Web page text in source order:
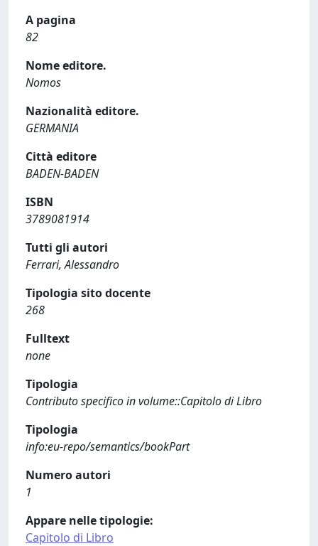
A pagina
82
Nome editore.
Nomos
Nazionalità editore.
GERMANIA
Città editore
BADEN-BADEN
ISBN
3789081914
Tutti gli autori
Ferrari, Alessandro
Tipologia sito docente
268
Fulltext
none
Tipologia
Contributo specifico in volume::Capitolo di Libro
Tipologia
info:eu-repo/semantics/bookPart
Numero autori
1
Appare nelle tipologie:
Capitolo di Libro